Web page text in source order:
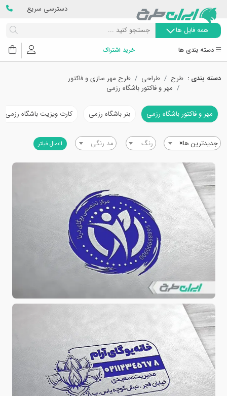
دسترسی سریع
همه فایل ها
دسته بندی ها خرید اشتراک
دسته بندی : طرح طراحی
طرح مهر سازی و فاکتور
مهر و فاکتور باشگاه رزمی
مهر و فاکتور باشگاه رزمی بنر باشگاه رزمی کارت ویزیت باشگاه رزمی
×جدیدترین ها رنگ مد رنگی اعمال فیلتر